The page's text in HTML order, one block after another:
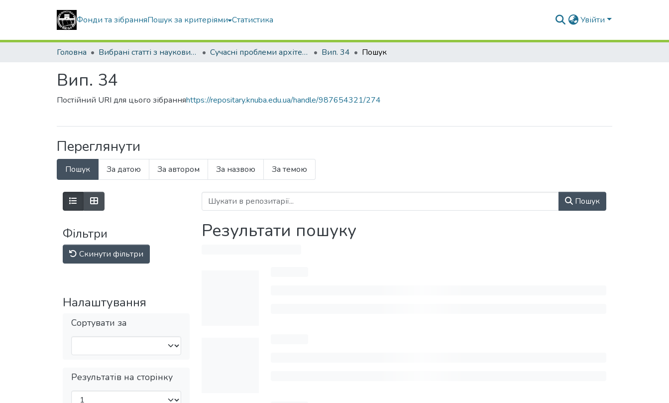
Фонди та зібранняПошук за критеріями Статистика Увійти
Головна Вибрані статті з наукових збірників КНУБА Сучасні проблеми архітектури та містобудування Вип. 34 Пошук
Вип. 34
Постійний URI для цього зібранняhttps://repositary.knuba.edu.ua/handle/987654321/274
Переглянути
Пошук За датою За автором За назвою За темою
Фільтри
Скинути фільтри
Налаштування
Сортувати за
Результатів на сторінку
Пошук
Результати пошуку